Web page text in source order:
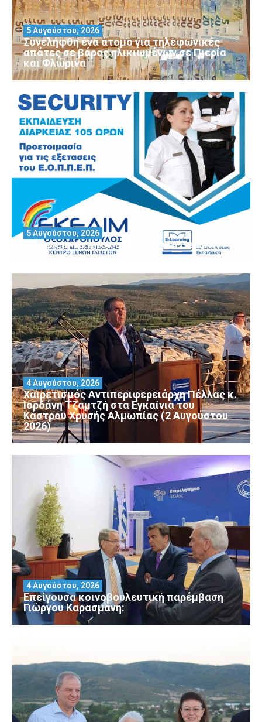
Συνελήφθη ένα άτομο για τηλεφωνικές
απάτες σε βάρος ηλικιωμένων σε Πιερία
και Φλώρινα
5 Αυγούστου, 2026
Θέλεις να αποκτήσεις άδεια Security?
5 Αυγούστου, 2026
Χαιρετισμός Αντιπεριφερειάρχη Πέλλας κ.
Ιορδάνη Τζαμτζή στα Εγκαίνια του
Κάστρου Χρυσής Αλμωπίας (2 Αυγούστου
2026)
4 Αυγούστου, 2026
Επείγουσα κοινοβουλευτική παρέμβαση
Γιώργου Καρασμάνη:
4 Αυγούστου, 2026